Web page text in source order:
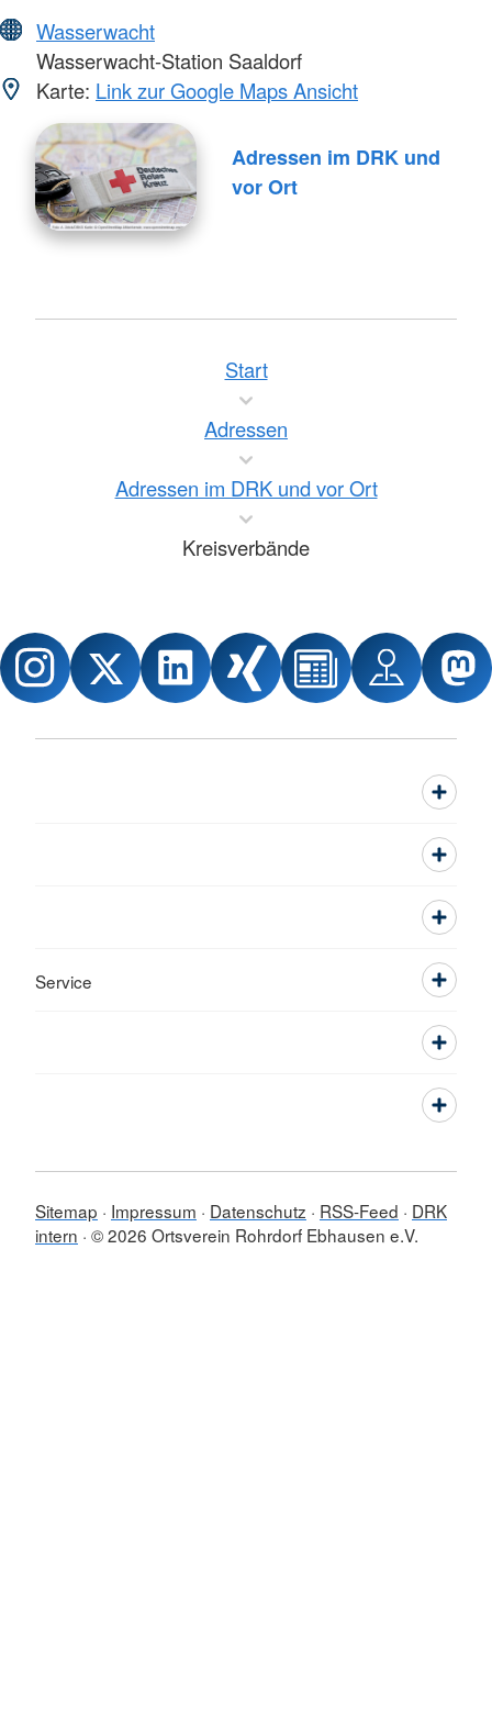
Wasserwacht
Wasserwacht-Station Saaldorf
Karte: Link zur Google Maps Ansicht
Adressen im DRK und
vor Ort
Start
Adressen
Adressen im DRK und vor Ort
Kreisverbände
Service
Sitemap Impressum Datenschutz RSS-Feed
DRK
intern © 2026 Ortsverein Rohrdorf Ebhausen e.V.